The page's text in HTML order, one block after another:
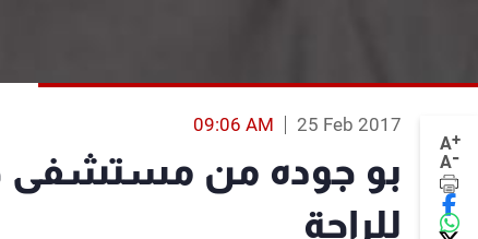
A+
A-
25 Feb 2017
09:06 AM
بو جوده من مستشفى
للراحة